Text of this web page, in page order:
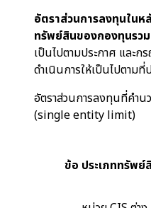
อัตราส่วนการลงทุนใน
ทรัพย์สินของกองทุนรวม
เป็นไปตามประกาศ และ
ดำเนินการให้เป็นไปตาม
อัตราส่วนการลงทุนที่ค
(single entity limit)
ข้อ ประเภททรัพย์